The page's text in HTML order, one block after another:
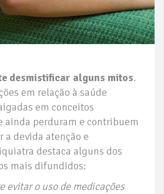
desmistificar alguns mitos.
em relação à saúde
em conceitos
ainda perduram e contribuem
a devida atenção e
destaca alguns dos
mais difundidos:
evitar o uso de medicações